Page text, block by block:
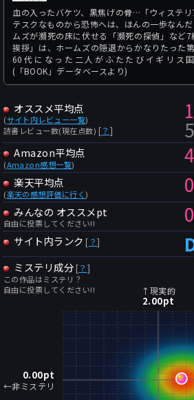
血の入ったバケツ、黒焦げの骨…「ウィステ
テスクなものから恐怖へは、ほんの一歩なん
ムズが瀕死の床に伏せる「瀕死の探偵」など
挨拶」は、ホームズの隠退からかなりたった
60代になった二人がふたたびイギリス
(「BOOK」データベースより)
オススメ平均点
(サイト内レビュー一覧)
読書レビュー数(現在点数) [？ ]
Amazon平均点
(Amazon感想一覧)
楽天平均点
(楽天の感想評価に行く)
みんなの オススメpt
自由に投票してください!! 0
サイト内ランク [ ？]
ミステリ成分 [？ ]
この作品はミステリ？
自由に投票してください!!
↑現実的
2.00pt
0.00pt
←非ミステリ